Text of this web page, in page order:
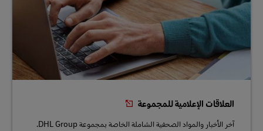
العلاقات الإعلامية للمجموعة
آخر الأخبار والمواد الصحفية الشاملة الخاصة بمجموعة DHL Group.